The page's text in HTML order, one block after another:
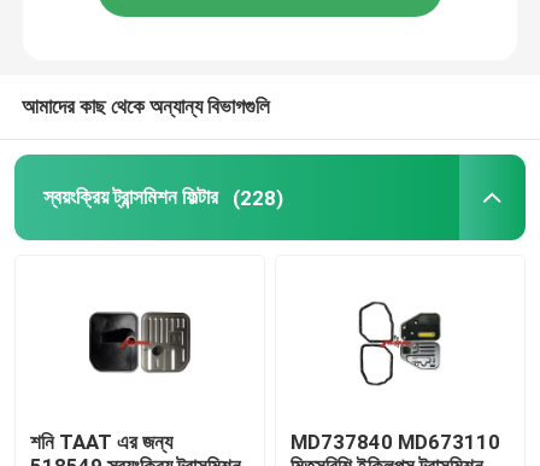
ইঞ্জিন ভালভ কভার
স্টিয়ারিং সাসপেনশন কিট
ইঞ্জিন খুচরা যন্ত্রাংশ
আমাদের কাছ থেকে অন্যান্য বিভাগগুলি
স্বয়ংক্রিয় ট্রান্সমিশন ফিল্টার (228)
শনি TAAT এর জন্য
MD737840 MD673110